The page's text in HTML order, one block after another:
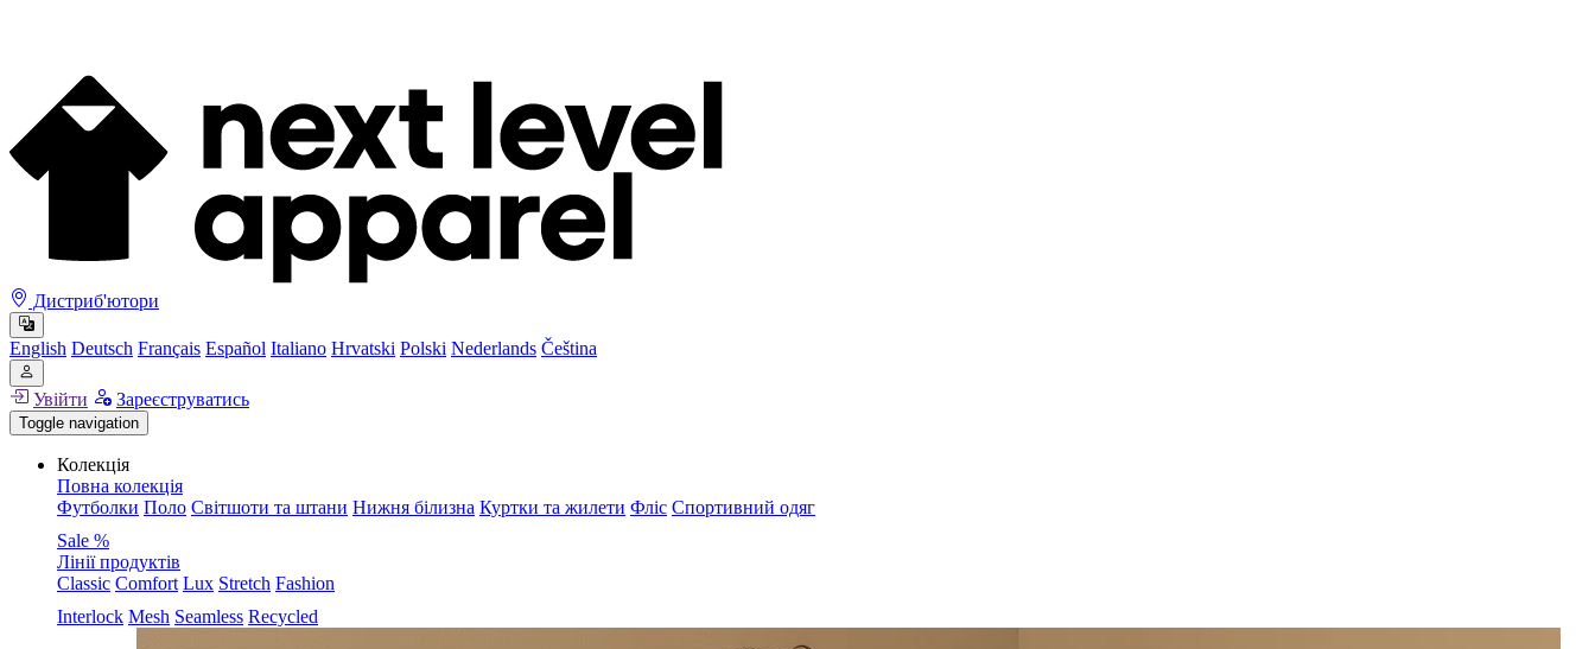
Дистриб'ютори
English Deutsch Français Español Italiano Hrvatski Polski Nederlands Čeština
Увійти Зареєструватись
Toggle navigation
Колекція
Повна колекція
Футболки Поло Світшоти та штани Нижня білизна Куртки та жилети Фліс Спортивний одяг
Sale %
Лінії продуктів
Classic Comfort Lux Stretch Fashion
Interlock Mesh Seamless Recycled